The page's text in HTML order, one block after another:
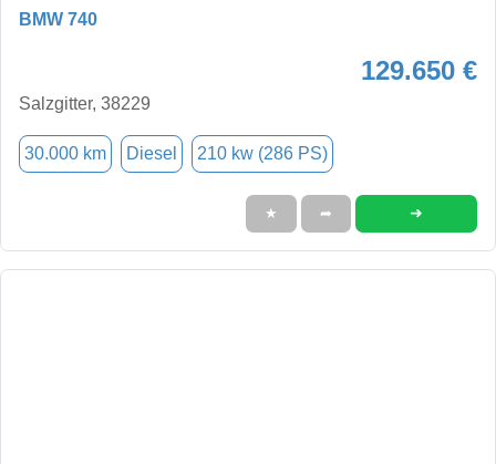
BMW 740
129.650 €
Salzgitter, 38229
30.000 km Diesel 210 kw (286 PS)
★ ➦ ➜